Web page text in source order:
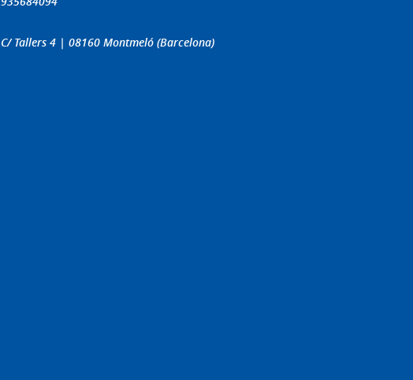
C/ Tallers 4 | 08160 Montmeló (Barcelona)